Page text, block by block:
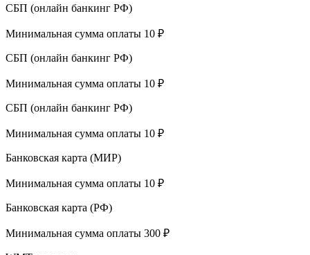
СБП (онлайн банкинг РФ)
Минимальная сумма оплаты 10 ₽
СБП (онлайн банкинг РФ)
Минимальная сумма оплаты 10 ₽
СБП (онлайн банкинг РФ)
Минимальная сумма оплаты 10 ₽
Банковская карта (МИР)
Минимальная сумма оплаты 10 ₽
Банковская карта (РФ)
Минимальная сумма оплаты 300 ₽